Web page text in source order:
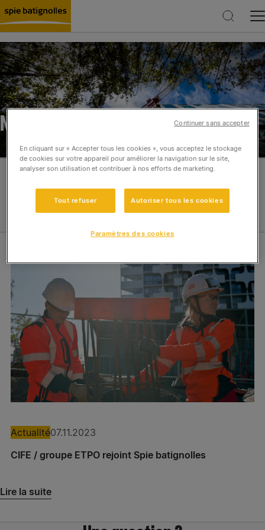
Rechercher
NOS ACTUALITÉS
Filtres
Réinitialiser
Catégories
Actualité
Expertises
Spie batignolles technologies
Spie batignolles fondations – Antenne Lille
Actualité07.11.2023
CIFE / groupe ETPO rejoint Spie batignolles
Lire la suite
En cliquant sur « Accepter tous les cookies », vous acceptez le stockage
de cookies sur votre appareil pour améliorer la navigation sur le site,
analyser son utilisation et contribuer à nos efforts de marketing.
Tout refuser Autoriser tous les cookies
Paramètres des cookies
Continuer sans accepter